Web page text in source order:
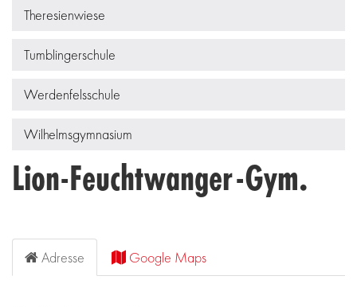
Theresienwiese
Tumblingerschule
Werdenfelsschule
Wilhelmsgymnasium
Lion-Feuchtwanger-Gym.
Adresse Google Maps